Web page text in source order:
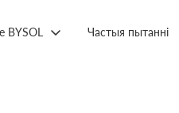
BYSOL Частыя пытанні